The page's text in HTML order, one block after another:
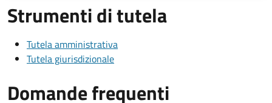
Strumenti di tutela
Tutela amministrativa
Tutela giurisdizionale
Domande frequenti